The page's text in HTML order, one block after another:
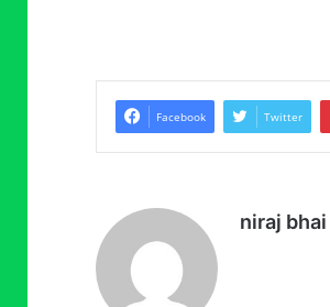
Facebook Twitter
niraj bhai